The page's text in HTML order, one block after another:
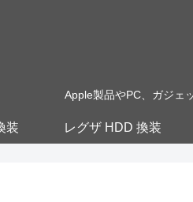
Apple製品やPC、ガジェ
装 レグザ HDD 換装